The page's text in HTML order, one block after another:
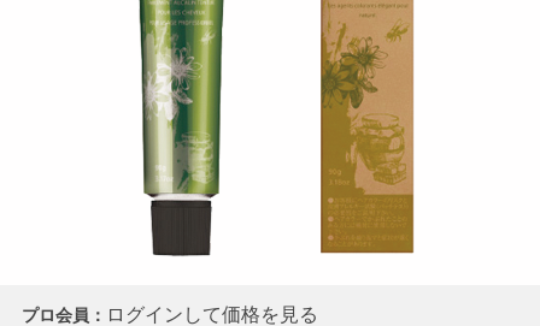
プロ会員： ログインして価格を見る